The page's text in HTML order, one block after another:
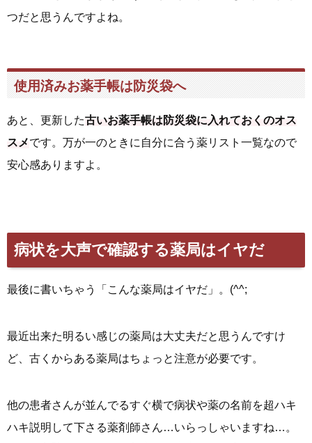
つだと思うんですよね。
使用済みお薬手帳は防災袋へ
あと、更新した古いお薬手帳は防災袋に入れておくのオス
スメです。万が一のときに自分に合う薬リスト一覧なので
安心感ありますよ。
病状を大声で確認する薬局はイヤだ
最後に書いちゃう「こんな薬局はイヤだ」。(^^;
最近出来た明るい感じの薬局は大丈夫だと思うんですけ
ど、古くからある薬局はちょっと注意が必要です。
他の患者さんが並んでるすぐ横で病状や薬の名前を超ハキ
ハキ説明して下さる薬剤師さん…いらっしゃいますね…。